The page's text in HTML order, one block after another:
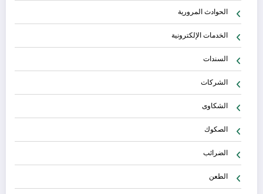
الحوادث المرورية
الخدمات الإلكترونية
السندات
الشركات
الشكاوى
الصكوك
الضرائب
الطعن